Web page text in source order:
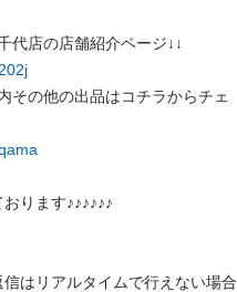
その他の出品はコチラからチェ
ります♪♪♪♪♪♪
はリアルタイムで行えない場合